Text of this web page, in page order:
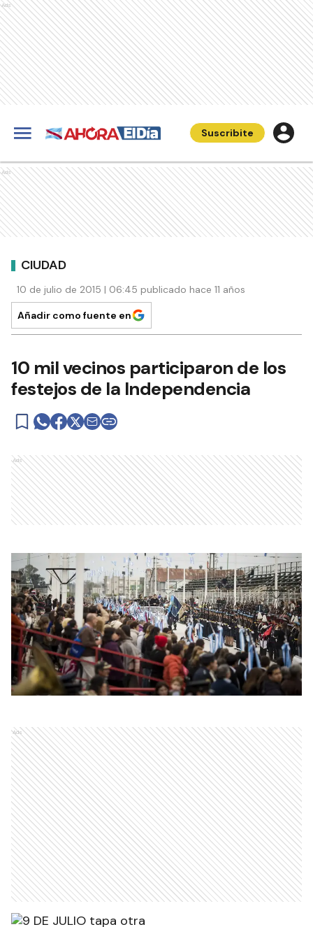
Ads
Suscribite
Ads
CIUDAD
10 de julio de 2015 | 06:45 publicado hace 11 años
Añadir como fuente en
10 mil vecinos participaron de los
festejos de la Independencia
Ads
Ads